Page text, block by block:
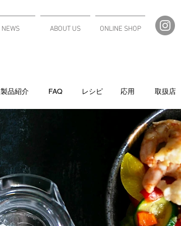
NEWS ABOUT US ONLINE SHOP
製品紹介 FAQ レシピ 応用 取扱店